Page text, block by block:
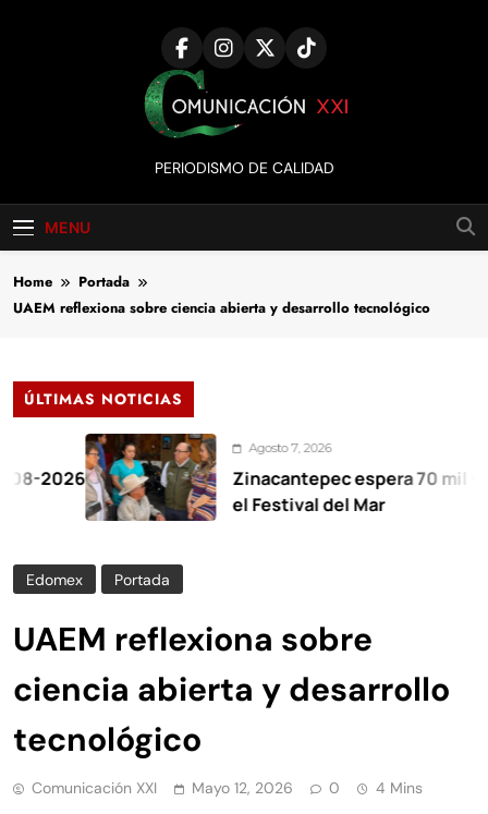
Comunicación
XXI
PERIODISMO DE CALIDAD
MENU
Home
Portada
UAEM reflexiona sobre ciencia abierta y desarrollo tecnológico
ÚLTIMAS NOTICIAS
Agosto 7, 2026
Zinacantepec espera 70 mil
el Festival del Mar
Edomex Portada
UAEM reflexiona sobre
ciencia abierta y desarrollo
tecnológico
Comunicación XXI Mayo 12, 2026 0 4 Mins